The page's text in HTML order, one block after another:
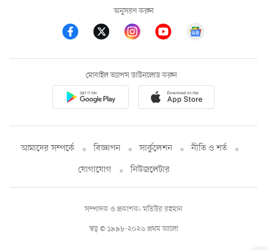
অনুসরণ করুন
মোবাইল অ্যাপস ডাউনলোড করুন
আমাদের সম্পর্কে বিজ্ঞাপন সার্কুলেশন
নীতি ও শর্ত
যোগাযোগ
নিউজলেটার
স্বত্ব © ১৯৯৮-২০২৬ প্রথম আলো
সম্পাদক ও প্রকাশক: মতিউর রহমান